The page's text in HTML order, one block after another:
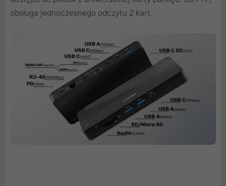
obsługa jednoczesnego odczytu 2 kart.